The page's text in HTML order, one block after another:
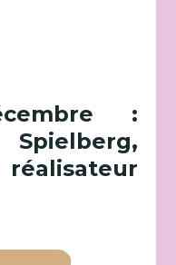
:
réalisateur